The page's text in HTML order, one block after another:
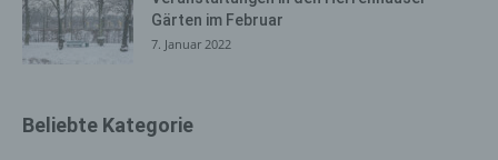
Gärten im Februar
7. Januar 2022
Beliebte Kategorie
einen Paketdienstleister, veranlassen, der die
personenbezogenen Daten ebenfalls ausschließlich für
Durch eine Registrierung auf der Internetseite des für die